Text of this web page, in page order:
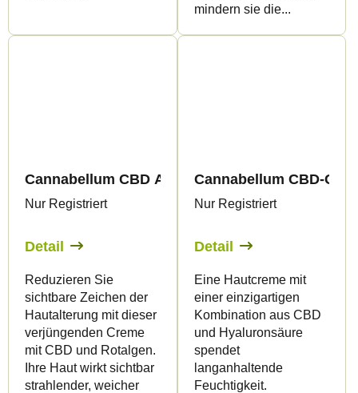
mindern sie die...
Cannabellum CBD Anti-Aging-Hautcreme, 50 ml
Nur Registriert
Detail
Reduzieren Sie
sichtbare Zeichen der
Hautalterung mit dieser
verjüngenden Creme
mit CBD und Rotalgen.
Ihre Haut wirkt sichtbar
strahlender, weicher
Cannabellum CBD-
Nur Registriert
Detail
Eine Hautcreme mit
einer einzigartigen
Kombination aus CBD
und Hyaluronsäure
spendet
langanhaltende
Feuchtigkeit.